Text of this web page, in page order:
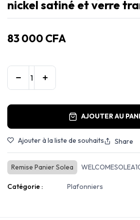
nickel satiné et verre
83 000 CFA
AJOUTER AU
Ajouter à la liste de souhaits Share
Remise Panier Solea
Catégorie : Plafonniers